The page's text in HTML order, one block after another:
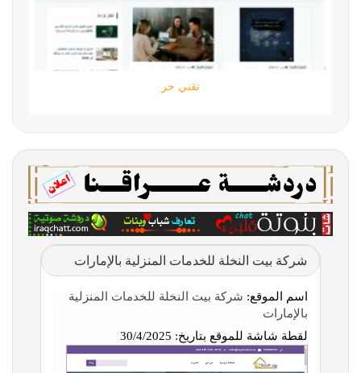
تقني حر
شركة بيت النخلة للخدمات المنزلية بالإمارات
اسم الموقع: شركة بيت النخلة للخدمات المنزلية
بالإمارات
لقطة شاشة للموقع بتاريخ: